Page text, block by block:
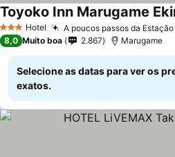
3 EstrelasHotel A poucos passos da
Toyoko Inn Marugame
8,0 Muito boa 2.867 Marugame
Selecione as datas para ver os
exatos.